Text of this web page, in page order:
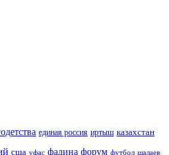
единая россия иртыш казахстан
сша уфас фадина форум футбол шалаев